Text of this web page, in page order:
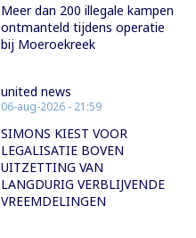
Meer dan 200 illegale kampen
ontmanteld tijdens operatie
bij Moeroekreek
united news
06-aug-2026 - 21:59
SIMONS KIEST VOOR
LEGALISATIE BOVEN
UITZETTING VAN
LANGDURIG VERBLIJVENDE
VREEMDELINGEN